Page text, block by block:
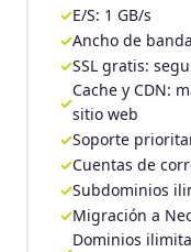
E/S: 1 GB/s
Ancho de
SSL gratis:
Cache y CDN:
sitio web
Soporte
Cuentas de
Subdominios
Migración a
Dominios